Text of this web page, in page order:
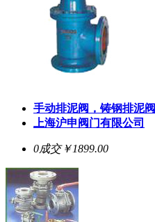
手动排泥阀，铸钢排泥阀
上海沪申阀门有限公司
0成交￥1899.00